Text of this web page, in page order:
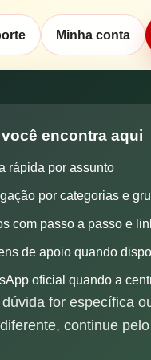
Minha conta
encontra aqui
rápida por assunto
por categorias e
com passo a passo e
de apoio quando
oficial quando a
for específica
continue